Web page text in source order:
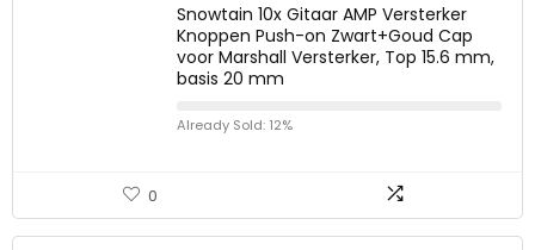
Snowtain 10x Gitaar AMP Versterker
Knoppen Push-on Zwart+Goud Cap
voor Marshall Versterker, Top 15.6 mm,
basis 20 mm
Already Sold: 12%
0